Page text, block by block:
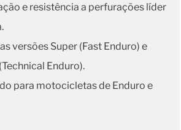
e resistência a perfurações líder
versões Super (Fast Enduro) e
Enduro).
para motocicletas de Enduro e